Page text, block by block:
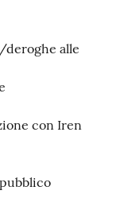
alle
con Iren